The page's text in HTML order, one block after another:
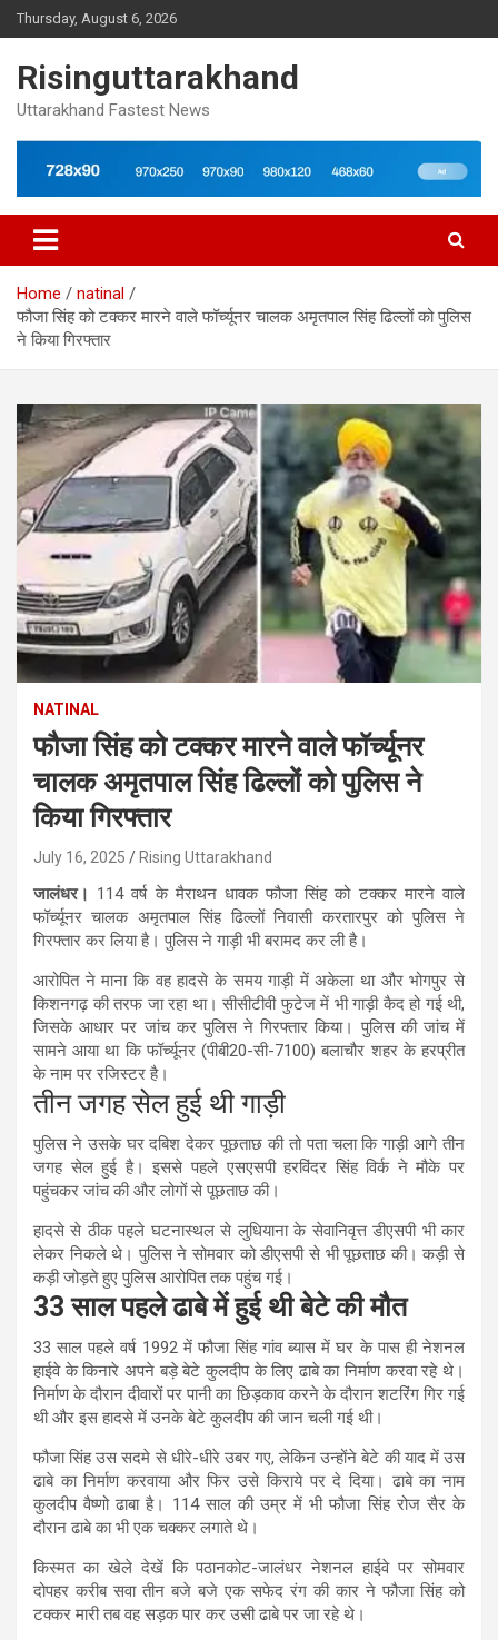
Skip
to
Thursday, August 6, 2026
Risinguttarakhand
Uttarakhand Fastest News
Home
natinal
फौजा सिंह को टक्कर मारने वाले फॉर्च्यूनर चालक अमृतपाल सिंह ढिल्लों को पुलिस
ने किया गिरफ्तार
NATINAL
फौजा सिंह को टक्कर मारने वाले फॉर्च्यूनर
चालक अमृतपाल सिंह ढिल्लों को पुलिस ने
किया गिरफ्तार
July 16, 2025 Rising Uttarakhand
जालंधर। 114 वर्ष के मैराथन धावक फौजा सिंह को टक्कर मारने वाले
फॉर्च्यूनर चालक अमृतपाल सिंह ढिल्लों निवासी करतारपुर को पुलिस ने
गिरफ्तार कर लिया है। पुलिस ने गाड़ी भी बरामद कर ली है।
आरोपित ने माना कि वह हादसे के समय गाड़ी में अकेला था और भोगपुर से
किशनगढ़ की तरफ जा रहा था। सीसीटीवी फुटेज में भी गाड़ी कैद हो गई थी,
जिसके आधार पर जांच कर पुलिस ने गिरफ्तार किया। पुलिस की जांच में
सामने आया था कि फॉर्च्यूनर (पीबी20-सी-7100) बलाचौर शहर के हरप्रीत
के नाम पर रजिस्टर है।
तीन जगह सेल हुई थी गाड़ी
पुलिस ने उसके घर दबिश देकर पूछताछ की तो पता चला कि गाड़ी आगे तीन
जगह सेल हुई है। इससे पहले एसएसपी हरविंदर सिंह विर्क ने मौके पर
पहुंचकर जांच की और लोगों से पूछताछ की।
हादसे से ठीक पहले घटनास्थल से लुधियाना के सेवानिवृत्त डीएसपी भी कार
लेकर निकले थे। पुलिस ने सोमवार को डीएसपी से भी पूछताछ की। कड़ी से
कड़ी जोड़ते हुए पुलिस आरोपित तक पहुंच गई।
33 साल पहले ढाबे में हुई थी बेटे की मौत
33 साल पहले वर्ष 1992 में फौजा सिंह गांव ब्यास में घर के पास ही नेशनल
हाईवे के किनारे अपने बड़े बेटे कुलदीप के लिए ढाबे का निर्माण करवा रहे थे।
निर्माण के दौरान दीवारों पर पानी का छिड़काव करने के दौरान शटरिंग गिर गई
थी और इस हादसे में उनके बेटे कुलदीप की जान चली गई थी।
फौजा सिंह उस सदमे से धीरे-धीरे उबर गए, लेकिन उन्होंने बेटे की याद में उस
ढाबे का निर्माण करवाया और फिर उसे किराये पर दे दिया। ढाबे का नाम
कुलदीप वैष्णो ढाबा है। 114 साल की उम्र में भी फौजा सिंह रोज सैर के
दौरान ढाबे का भी एक चक्कर लगाते थे।
किस्मत का खेले देखें कि पठानकोट-जालंधर नेशनल हाईवे पर सोमवार
दोपहर करीब सवा तीन बजे बजे एक सफेद रंग की कार ने फौजा सिंह को
टक्कर मारी तब वह सड़क पार कर उसी ढाबे पर जा रहे थे।